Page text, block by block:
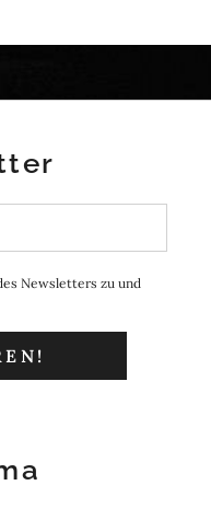
Newsletters zu und